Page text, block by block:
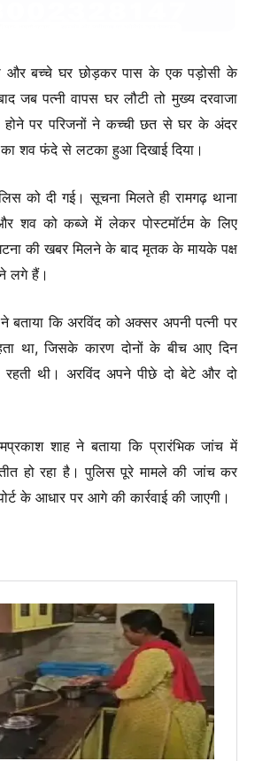
और बच्चे घर छोड़कर पास के एक पड़ोसी के
जब पत्नी वापस घर लौटी तो मुख्य दरवाजा
पर परिजनों ने कच्ची छत से घर के अंदर
शव फंदे से लटका हुआ दिखाई दिया।
को दी गई। सूचना मिलते ही रामगढ़ थाना
शव को कब्जे में लेकर पोस्टमॉर्टम के लिए
की खबर मिलने के बाद मृतक के मायके पक्ष
लगे हैं।
कि अरविंद को अक्सर अपनी पत्नी पर
था, जिसके कारण दोनों के बीच आए दिन
रहती थी। अरविंद अपने पीछे दो बेटे और दो
शाह ने बताया कि प्रारंभिक जांच में
हो रहा है। पुलिस पूरे मामले की जांच कर
के आधार पर आगे की कार्रवाई की जाएगी।